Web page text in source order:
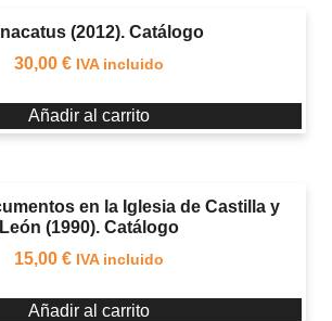
(2012). Catálogo
30,00 € IVA incluido
Añadir al carrito
en la Iglesia de Castilla y
León (1990). Catálogo
15,00 € IVA incluido
Añadir al carrito